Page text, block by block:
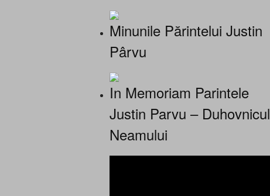
Minunile Părintelui Justin
Pârvu
In Memoriam Parintele
Justin Parvu – Duhovnicul
Neamului